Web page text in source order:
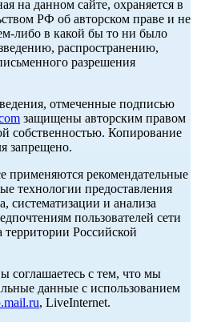
на данном сайте, охраняется в
РФ об авторском праве и не
либо в какой бы то ни было
распространению,
разрешения
отмеченные подписью
защищены авторским правом
собственностью. Копирование
запрещено.
применяются рекомендательные
технологии предоставления
систематизации и анализа
пользователей сети
Российской
соглашаетесь с тем, что мы
данные с использованием
, LiveInternet.